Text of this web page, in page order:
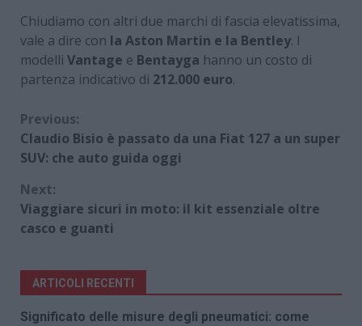
Chiudiamo con altri due marchi di fascia elevatissima,
vale a dire con la Aston Martin e la Bentley. I
modelli Vantage e Bentayga hanno un costo di
partenza indicativo di 212.000 euro.
Continue
Reading
Previous:
Claudio Bisio è passato da una Fiat 127 a un super
SUV: che auto guida oggi
Next:
Viaggiare sicuri in moto: il kit essenziale oltre
casco e guanti
ARTICOLI RECENTI
Significato delle misure degli pneumatici: come